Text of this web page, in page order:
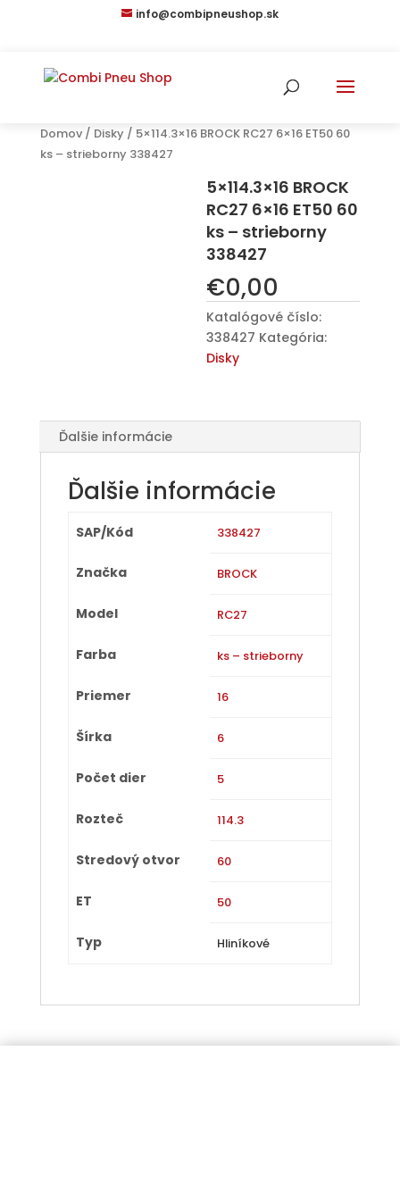
info@combipneushop.sk
Domov/ Disky / 5×114.3×16 BROCK RC27 6×16 ET50 60
ks – strieborny 338427
5×114.3×16 BROCK
RC27 6×16 ET50 60
ks – strieborny
338427
€0,00
Katalógové číslo:
338427 Kategória:
Disky
Ďalšie informácie
Ďalšie informácie
SAP/Kód 338427
Značka BROCK
Model RC27
Farba ks – strieborny
Priemer 16
Šírka 6
Počet dier 5
Rozteč 114.3
Stredový otvor 60
ET 50
Typ Hliníkové